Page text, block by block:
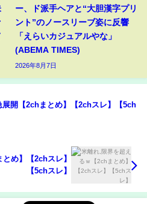
ー、ド派手ヘアと“大胆漢字プリ
ント”のノースリーブ姿に反響
「えらいカジュアルやな」
(ABEMA TIMES)
2026年8月7日
展開【2chまとめ】【2chスレ】【5ch
め】【2chスレ】
【5chスレ】